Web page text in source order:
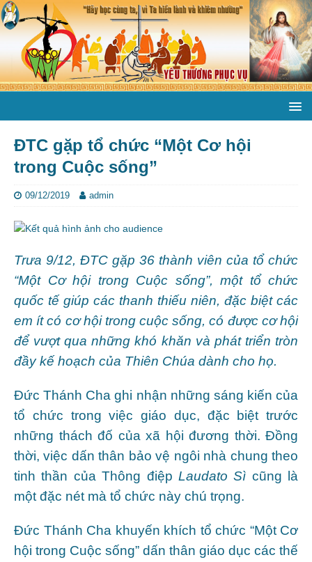
ĐTC gặp tổ chức “Một Cơ hội
trong Cuộc sống”
09/12/2019 admin
Trưa 9/12, ĐTC gặp 36 thành viên của tổ chức
“Một Cơ hội trong Cuộc sống”, một tổ chức
quốc tế giúp các thanh thiếu niên, đặc biệt các
em ít có cơ hội trong cuộc sống, có được cơ hội
để vượt qua những khó khăn và phát triển tròn
đầy kế hoạch của Thiên Chúa dành cho họ.
Đức Thánh Cha ghi nhận những sáng kiến của
tổ chức trong việc giáo dục, đặc biệt trước
những thách đố của xã hội đương thời. Đồng
thời, việc dấn thân bảo vệ ngôi nhà chung theo
tinh thần của Thông điệp Laudato Sì cũng là
một đặc nét mà tổ chức này chú trọng.
Đức Thánh Cha khuyến khích tổ chức “Một Cơ
hội trong Cuộc sống” dấn thân giáo dục các thế